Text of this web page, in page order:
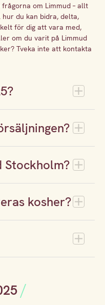
om Limmud – allt
du kan bidra, delta,
för dig att vara med,
om du varit på Limmud
Tveka inte att kontakta
Stockholm?
kosher?